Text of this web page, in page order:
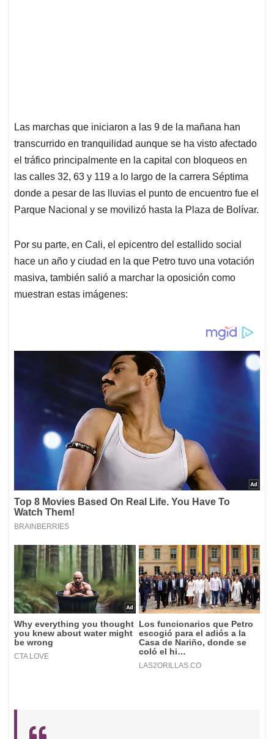
Las marchas que iniciaron a las 9 de la mañana han
transcurrido en tranquilidad aunque se ha visto afectado
el tráfico principalmente en la capital con bloqueos en
las calles 32, 63 y 119 a lo largo de la carrera Séptima
donde a pesar de las lluvias el punto de encuentro fue el
Parque Nacional y se movilizó hasta la Plaza de Bolívar.
Por su parte, en Cali, el epicentro del estallido social
hace un año y ciudad en la que Petro tuvo una votación
masiva, también salió a marchar la oposición como
muestran estas imágenes: